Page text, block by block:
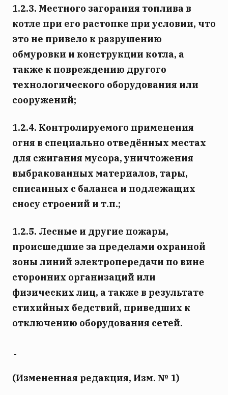
1.2.3. Местного загорания топлива в
котле при его растопке при условии, что
это не привело к разрушению
обмуровки и конструкции котла, а
также к повреждению другого
технологического оборудования или
сооружений;
1.2.4. Контролируемого применения
огня в специально отведённых местах
для сжигания мусора, уничтожения
выбракованных материалов, тары,
списанных с баланса и подлежащих
сносу строений и т.п.;
1.2.5. Лесные и другие пожары,
происшедшие за пределами охранной
зоны линий электропередачи по вине
сторонних организаций или
физических лиц, а также в результате
стихийных бедствий, приведших к
отключению оборудования сетей.
(Измененная редакция, Изм. № 1)